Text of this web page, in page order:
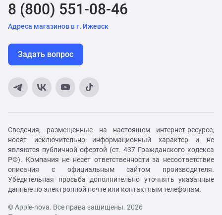
8 (800) 551-08-46
Адреса магазинов в г. Ижевск
Задать вопрос
Сведения, размещенные на настоящем интернет-ресурсе,
носят исключительно информационный характер и не
являются публичной офертой (ст. 437 Гражданского кодекса
РФ). Компания не несет ответственности за несоответствие
описания с официальным сайтом производителя.
Убедительная просьба дополнительно уточнять указанные
данные по электронной почте или контактным телефонам.
© Apple-nova. Все права защищены. 2026